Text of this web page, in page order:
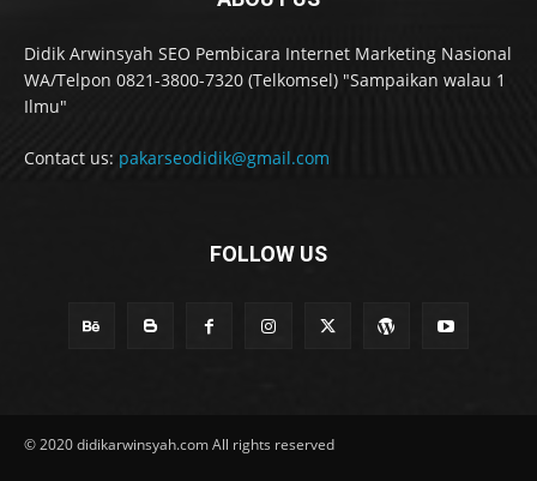
Didik Arwinsyah SEO Pembicara Internet Marketing Nasional
WA/Telpon 0821-3800-7320 (Telkomsel) "Sampaikan walau 1
Ilmu"
Contact us: pakarseodidik@gmail.com
FOLLOW US
© 2020 didikarwinsyah.com All rights reserved